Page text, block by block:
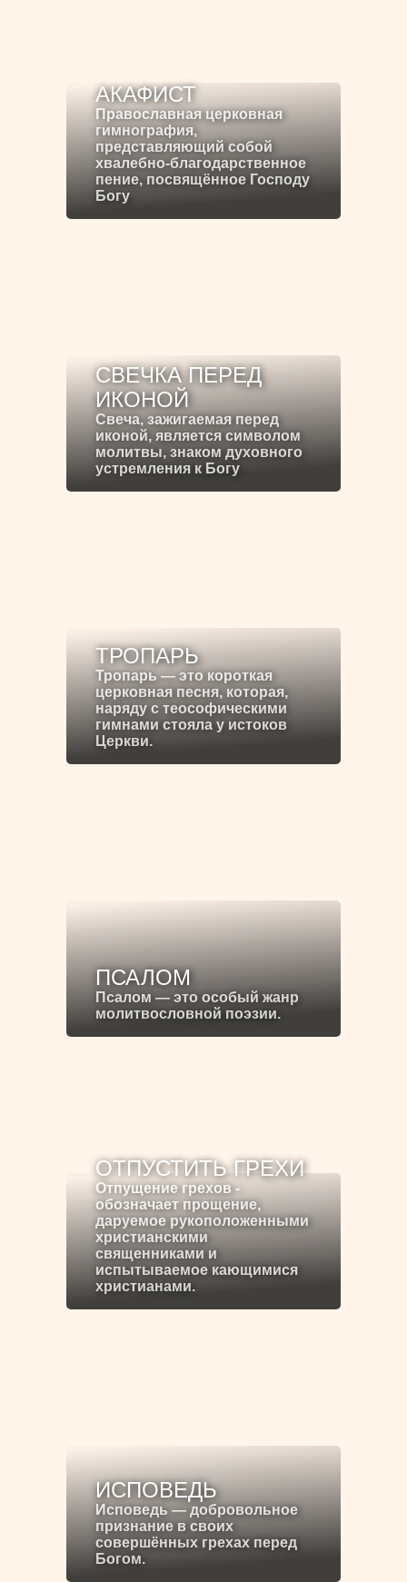
АКАФИСТ
Православная церковная
гимнография,
представляющий собой
хвалебно-благодарственное
пение, посвящённое Господу
Богу
СВЕЧКА ПЕРЕД
ИКОНОЙ
Свеча, зажигаемая перед
иконой, является символом
молитвы, знаком духовного
устремления к Богу
ТРОПАРЬ
Тропарь — это короткая
церковная песня, которая,
наряду с теософическими
гимнами стояла у истоков
Церкви.
ПСАЛОМ
Псалом — это особый жанр
молитвословной поэзии.
ОТПУСТИТЬ ГРЕХИ
Отпущение грехов -
обозначает прощение,
даруемое рукоположенными
христианскими
священниками и
испытываемое кающимися
христианами.
ИСПОВЕДЬ
Исповедь — добровольное
признание в своих
совершённых грехах перед
Богом.